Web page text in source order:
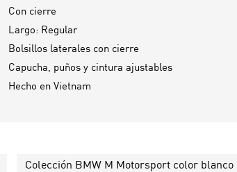
Con cierre
Largo: Regular
Bolsillos laterales con cierre
Capucha, puños y cintura ajustables
Hecho en Vietnam
Colección BMW M Motorsport color blanco